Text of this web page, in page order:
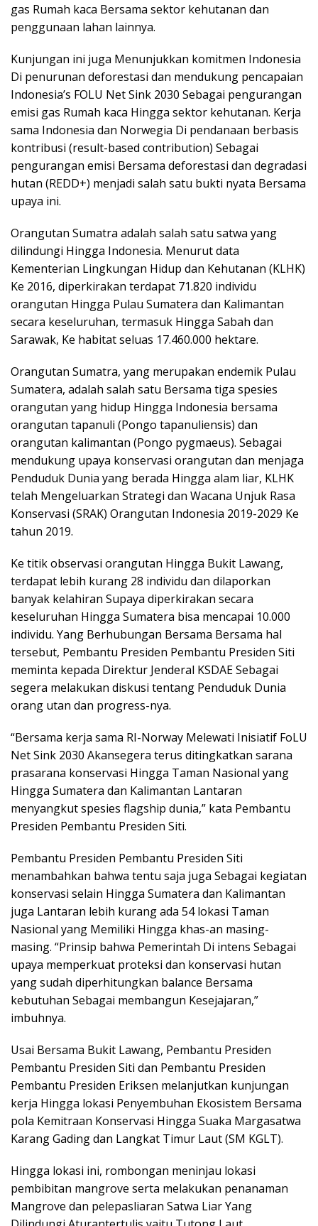
gas Rumah kaca Bersama sektor kehutanan dan
penggunaan lahan lainnya.
Kunjungan ini juga Menunjukkan komitmen Indonesia
Di penurunan deforestasi dan mendukung pencapaian
Indonesia’s FOLU Net Sink 2030 Sebagai pengurangan
emisi gas Rumah kaca Hingga sektor kehutanan. Kerja
sama Indonesia dan Norwegia Di pendanaan berbasis
kontribusi (result-based contribution) Sebagai
pengurangan emisi Bersama deforestasi dan degradasi
hutan (REDD+) menjadi salah satu bukti nyata Bersama
upaya ini.
Orangutan Sumatra adalah salah satu satwa yang
dilindungi Hingga Indonesia. Menurut data
Kementerian Lingkungan Hidup dan Kehutanan (KLHK)
Ke 2016, diperkirakan terdapat 71.820 individu
orangutan Hingga Pulau Sumatera dan Kalimantan
secara keseluruhan, termasuk Hingga Sabah dan
Sarawak, Ke habitat seluas 17.460.000 hektare.
Orangutan Sumatra, yang merupakan endemik Pulau
Sumatera, adalah salah satu Bersama tiga spesies
orangutan yang hidup Hingga Indonesia bersama
orangutan tapanuli (Pongo tapanuliensis) dan
orangutan kalimantan (Pongo pygmaeus). Sebagai
mendukung upaya konservasi orangutan dan menjaga
Penduduk Dunia yang berada Hingga alam liar, KLHK
telah Mengeluarkan Strategi dan Wacana Unjuk Rasa
Konservasi (SRAK) Orangutan Indonesia 2019-2029 Ke
tahun 2019.
Ke titik observasi orangutan Hingga Bukit Lawang,
terdapat lebih kurang 28 individu dan dilaporkan
banyak kelahiran Supaya diperkirakan secara
keseluruhan Hingga Sumatera bisa mencapai 10.000
individu. Yang Berhubungan Bersama Bersama hal
tersebut, Pembantu Presiden Pembantu Presiden Siti
meminta kepada Direktur Jenderal KSDAE Sebagai
segera melakukan diskusi tentang Penduduk Dunia
orang utan dan progress-nya.
“Bersama kerja sama RI-Norway Melewati Inisiatif FoLU
Net Sink 2030 Akansegera terus ditingkatkan sarana
prasarana konservasi Hingga Taman Nasional yang
Hingga Sumatera dan Kalimantan Lantaran
menyangkut spesies flagship dunia,” kata Pembantu
Presiden Pembantu Presiden Siti.
Pembantu Presiden Pembantu Presiden Siti
menambahkan bahwa tentu saja juga Sebagai kegiatan
konservasi selain Hingga Sumatera dan Kalimantan
juga Lantaran lebih kurang ada 54 lokasi Taman
Nasional yang Memiliki Hingga khas-an masing-
masing. “Prinsip bahwa Pemerintah Di intens Sebagai
upaya memperkuat proteksi dan konservasi hutan
yang sudah diperhitungkan balance Bersama
kebutuhan Sebagai membangun Kesejajaran,”
imbuhnya.
Usai Bersama Bukit Lawang, Pembantu Presiden
Pembantu Presiden Siti dan Pembantu Presiden
Pembantu Presiden Eriksen melanjutkan kunjungan
kerja Hingga lokasi Penyembuhan Ekosistem Bersama
pola Kemitraan Konservasi Hingga Suaka Margasatwa
Karang Gading dan Langkat Timur Laut (SM KGLT).
Hingga lokasi ini, rombongan meninjau lokasi
pembibitan mangrove serta melakukan penanaman
Mangrove dan pelepasliaran Satwa Liar Yang